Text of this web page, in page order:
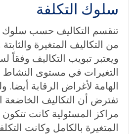
سلوك التكلفة
تنقسم التكاليف حسب سلوك
من التكاليف المتغيرة
ويعتبر تبويب التكاليف وفقاً
التغيرات في مستوى النشاط
الهامة لأغراض الرقابة أيضا.
تفترض أن التكاليف الخاضعة
مراكز المسئولية كانت
المتغيرة بالكامل وكانت